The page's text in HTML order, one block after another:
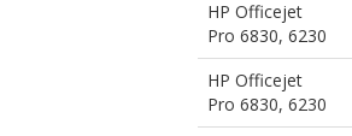
HP Officejet
Pro 6830, 6230
HP Officejet
Pro 6830, 6230